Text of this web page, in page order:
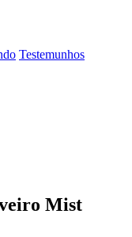
Testemunhos
Mist